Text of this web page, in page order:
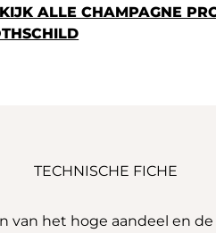
ALLE CHAMPAGNE
TECHNISCHE FICHE
van het hoge aandeel en